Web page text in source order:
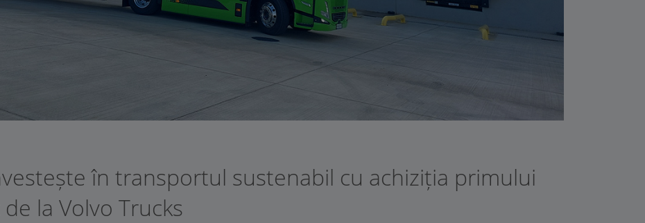
în transportul sustenabil cu achiziția primului
la Volvo Trucks